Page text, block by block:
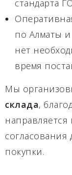
стандарта
по Алматы и
нет
время
Мы
склада,
покупки.